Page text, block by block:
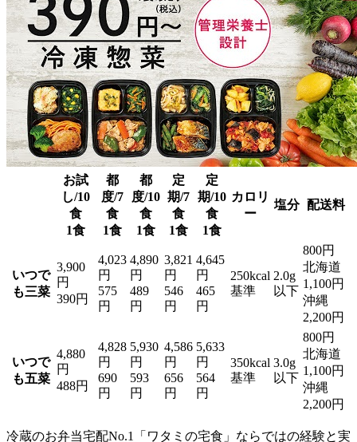
お試
し/10
食
1食
都
度/7
食
1食
都
度/10
食
1食
定
期/7
食
1食
定
期/10
食
1食
カロリ
ー
塩分 配送料
いつで
も三菜
3,900
円
390円
4,023
円
575
円
4,890
円
489
円
3,821
円
546
円
4,645
円
465
円
250kcal
基準
2.0g
以下
800円
北海道
1,100円
沖縄
2,200円
いつで
も五菜
4,880
円
488円
4,828
円
690
円
5,930
円
593
円
4,586
円
656
円
5,633
円
564
円
350kcal
基準
3.0g
以下
800円
北海道
1,100円
沖縄
2,200円
冷蔵のお弁当宅配No.1「ワタミの宅食」ならではの経験と実